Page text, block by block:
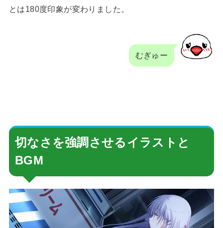
とは180度印象が変わりました。
むぎゅー
切なさを強調させるイラストと
BGM